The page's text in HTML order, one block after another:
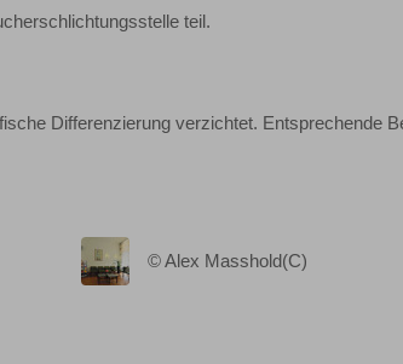
teil.
Differenzierung verzichtet. Entsprechende
© Alex Masshold(C)